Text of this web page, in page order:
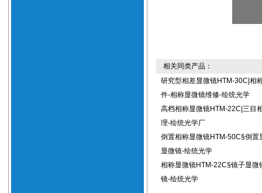
相关同类产品：
研究型相差显微镜HTM-30C|相
件-相称显微镜维修-绘统光学
高档相称显微镜HTM-22C|三目
理-绘统光学厂
倒置相称显微镜HTM-50C§倒置
显微镜-绘统光学
相称显微镜HTM-22C§镜子显微
镜-绘统光学